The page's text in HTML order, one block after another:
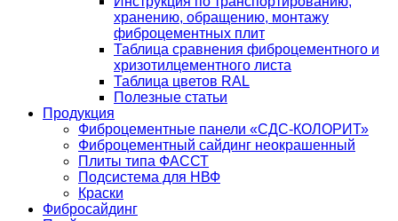
хранению, обращению, монтажу
фиброцементных плит
Таблица сравнения фиброцементного и
хризотилцементного листа
Таблица цветов RAL
Полезные статьи
Продукция
Фиброцементные панели «СДС-КОЛОРИТ»
Фиброцементный сайдинг неокрашенный
Плиты типа ФАССТ
Подсистема для НВФ
Краски
Фибросайдинг